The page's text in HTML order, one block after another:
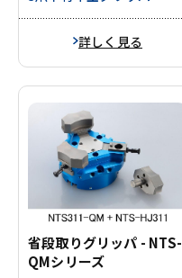
詳しく見る
省段取りグリッパ - NTS-
QMシリーズ